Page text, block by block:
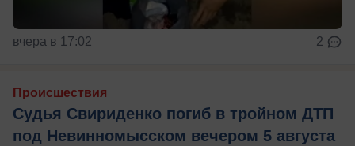
вчера в 17:02 2
Происшествия
Судья Свириденко погиб в тройном ДТП
под Невинномысском вечером 5 августа